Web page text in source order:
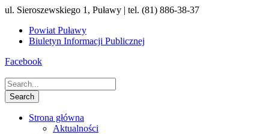
ul. Sieroszewskiego 1, Puławy | tel. (81) 886-38-37
Powiat Puławy
Biuletyn Informacji Publicznej
Facebook
Strona główna
Aktualności